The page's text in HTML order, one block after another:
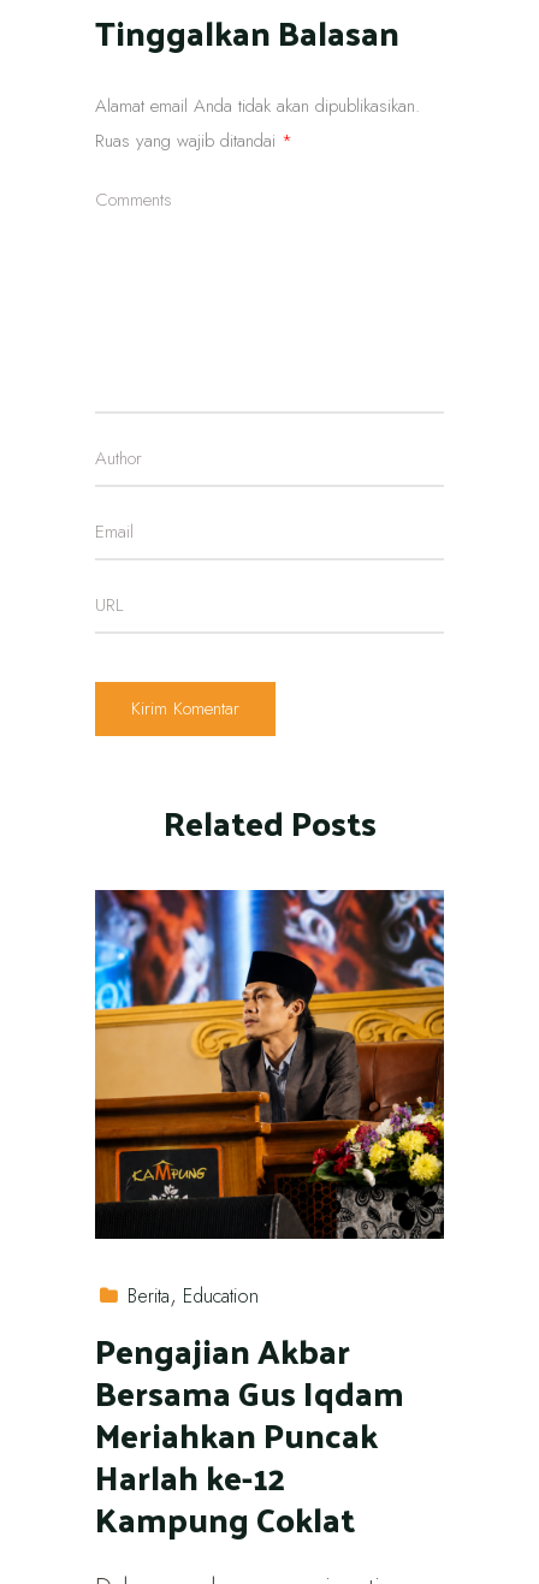
Tinggalkan Balasan
Alamat email Anda tidak akan dipublikasikan.
Ruas yang wajib ditandai *
Related Posts
Berita Education
Pengajian Akbar
Bersama Gus Iqdam
Meriahkan Puncak
Harlah ke-12
Kampung Coklat